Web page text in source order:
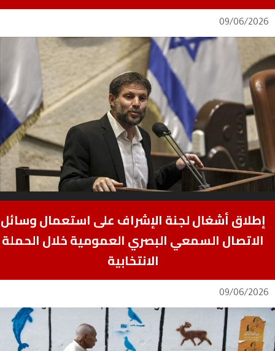
09/06/2026
إطلاق أشغال لجنة الإشراف على استعمال وسائل
الاتصال السمعي البصري العمومية خلال الحملة
الانتخابية
09/06/2026